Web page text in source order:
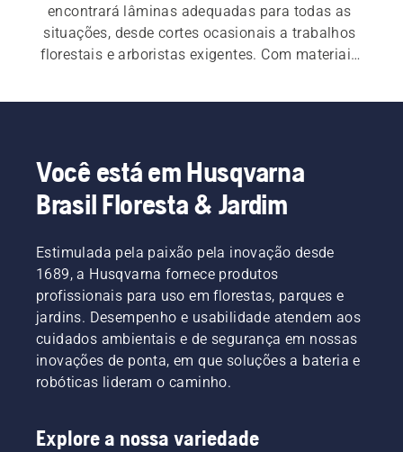
encontrará lâminas adequadas para todas as
situações, desde cortes ocasionais a trabalhos
florestais e arboristas exigentes. Com materiais
garantir um trabalho suave e eficiente e
Você está em Husqvarna
Brasil Floresta & Jardim
Estimulada pela paixão pela inovação desde
1689, a Husqvarna fornece produtos
profissionais para uso em florestas, parques e
jardins. Desempenho e usabilidade atendem aos
cuidados ambientais e de segurança em nossas
inovações de ponta, em que soluções a bateria e
robóticas lideram o caminho.
Explore a nossa variedade